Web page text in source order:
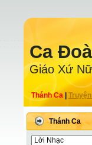
Ca
Giáo Xứ
Thánh Ca
Thánh Ca